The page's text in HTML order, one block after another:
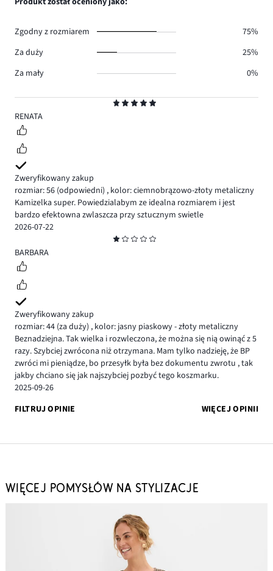
5
RENATA
Zweryfikowany zakup
rozmiar: 56 (odpowiedni) , kolor: ciemnobrązowo-złoty metaliczny
Kamizelka super. Powiedzialabym ze idealna rozmiarem i jest
bardzo efektowna zwlaszcza przy sztucznym swietle
2026-07-22
1
BARBARA
Zweryfikowany zakup
rozmiar: 44 (za duży) , kolor: jasny piaskowy - złoty metaliczny
Beznadziejna. Tak wielka i rozwleczona, że można się nią owinąć z 5
razy. Szybciej zwrócona niż otrzymana. Mam tylko nadzieję, że BP
zwróci mi pieniądze, bo przesyłk była bez dokumentu zwrotu , tak
jakby chciano się jak najszybciej pozbyć tego koszmarku.
2025-09-26
FILTRUJ OPINIE
WIĘCEJ OPINII
Zgodny z rozmiarem
75%
Za duży
25%
Za mały
0%
WIĘCEJ POMYSŁÓW NA STYLIZACJE